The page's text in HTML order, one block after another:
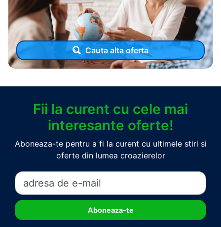
Cauta alta oferta
Fii la curent cu cele mai
interesante oferte!
Aboneaza-te pentru a fi la curent cu ultimele stiri si
oferte din lumea croazierelor